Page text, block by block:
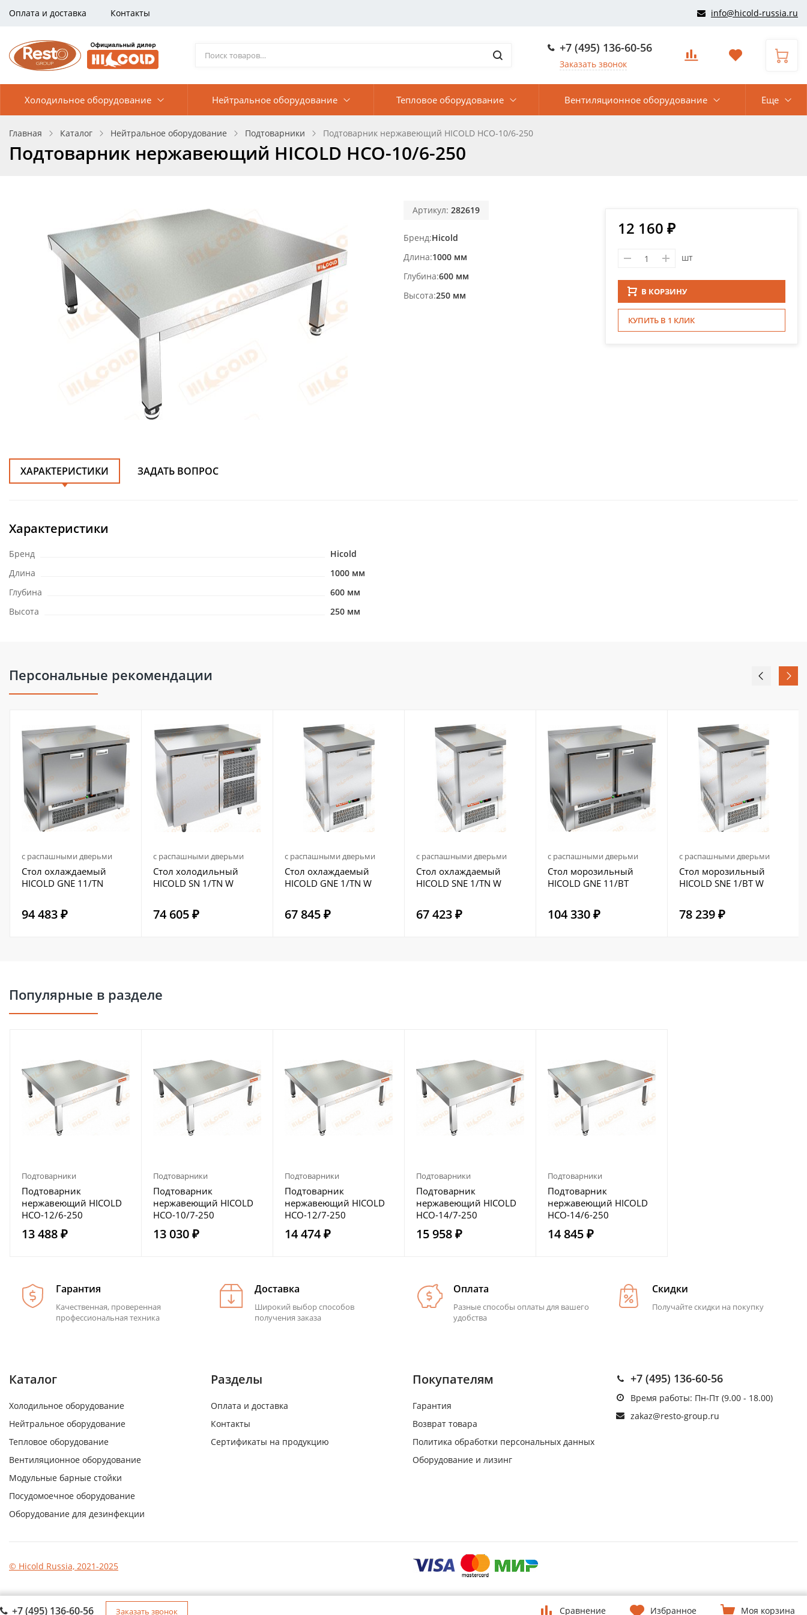
Оплата и доставка Контакты info@hicold-russia.ru
+7 (495) 136-60-56
Заказать звонок
Холодильное оборудование Нейтральное оборудование Тепловое оборудование Вентиляционное оборудование Еще
Главная Каталог Нейтральное оборудование Подтоварники Подтоварник нержавеющий HICOLD НСО-10/6-250
Подтоварник нержавеющий HICOLD НСО-10/6-250
Артикул: 282619
Бренд Hicold
Длина 1000 мм
Глубина 600 мм
Высота 250 мм
12 160 ₽
шт
В КОРЗИНУ
КУПИТЬ В 1 КЛИК
ХАРАКТЕРИСТИКИ ЗАДАТЬ ВОПРОС
Характеристики
Бренд
Hicold
Длина
1000 мм
Глубина
600 мм
Высота
250 мм
Персональные рекомендации
с распашными дверьми
Стол охлаждаемый
HICOLD GNE 11/TN
94 483 ₽
с распашными дверьми
Стол холодильный
HICOLD SN 1/TN W
74 605 ₽
с распашными дверьми
Стол охлаждаемый
HICOLD GNE 1/TN W
67 845 ₽
с распашными дверьми
Стол охлаждаемый
HICOLD SNE 1/TN W
67 423 ₽
с распашными дверьми
Стол морозильный
HICOLD GNE 11/BT
104 330 ₽
с распашными дверьми
Стол морозильный
HICOLD SNE 1/BT W
78 239 ₽
Популярные в разделе
Подтоварники
Подтоварник
нержавеющий HICOLD
НСО-12/6-250
13 488 ₽
Подтоварники
Подтоварник
нержавеющий HICOLD
НСО-10/7-250
13 030 ₽
Подтоварники
Подтоварник
нержавеющий HICOLD
НСО-12/7-250
14 474 ₽
Подтоварники
Подтоварник
нержавеющий HICOLD
НСО-14/7-250
15 958 ₽
Подтоварники
Подтоварник
нержавеющий HICOLD
НСО-14/6-250
14 845 ₽
Гарантия
Качественная, проверенная
профессиональная техника
Доставка
Широкий выбор способов
получения заказа
Оплата
Разные способы оплаты для вашего
удобства
Скидки
Получайте скидки на покупку
Каталог
Холодильное оборудование
Нейтральное оборудование
Тепловое оборудование
Вентиляционное оборудование
Модульные барные стойки
Посудомоечное оборудование
Оборудование для дезинфекции
Разделы
Оплата и доставка
Контакты
Сертификаты на продукцию
Покупателям
Гарантия
Возврат товара
Политика обработки персональных данных
Оборудование и лизинг
+7 (495) 136-60-56
Время работы: Пн-Пт (9.00 - 18.00)
zakaz@resto-group.ru
© Hicold Russia, 2021-2025
+7 (495) 136-60-56 Заказать звонок Сравнение Избранное Моя корзина